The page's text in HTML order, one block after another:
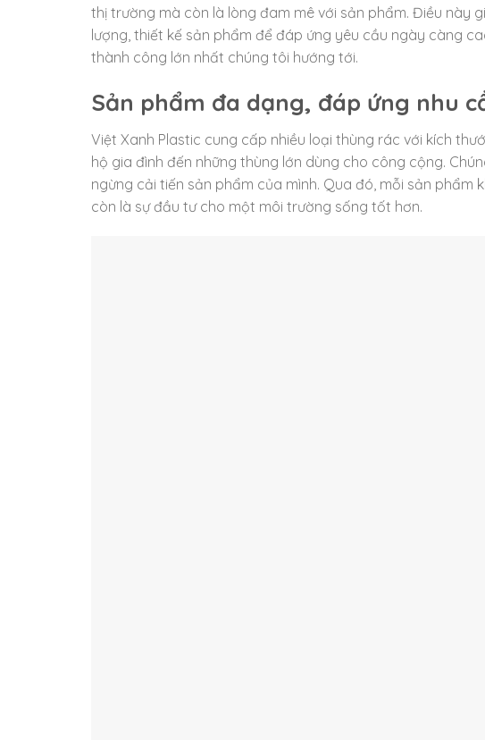
thị trường mà còn là lòng đam mê với sản phẩm. Điều này
lượng, thiết kế sản phẩm để đáp ứng yêu cầu ngày càng
thành công lớn nhất chúng tôi hướng tới.
Sản phẩm đa dạng, đáp ứng nhu
Việt Xanh Plastic cung cấp nhiều loại thùng rác với kích
hộ gia đình đến những thùng lớn dùng cho công cộng.
ngừng cải tiến sản phẩm của mình. Qua đó, mỗi sản
còn là sự đầu tư cho một môi trường sống tốt hơn.